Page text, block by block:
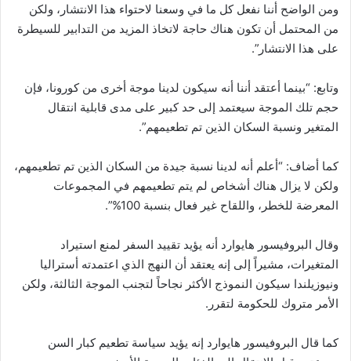
ومن الواضح أننا نفعل كل ما في وسعنا لاحتواء هذا الانتشار، ولكن
من المحتمل أن تكون هناك حاجة لاتخاذ المزيد من التدابير للسيطرة
على هذا الانتشار”.
وتابع: “بينما أعتقد أننا أنه سيكون لدينا موجة أخرى من كورونا، فإن
حجم تلك الموجة سيعتمد إلى حد كبير على مدى قابلية انتقال
المتغير ونسبة السكان الذين تم تطعيمهم”.
كما أضاف: “أعلم أنه لدينا نسبة جيدة من السكان الذين تم تطعيمهم،
ولكن لا يزال هناك أشخاص لم يتم تطعيمهم في المجموعات
المعرضة للخطر، واللقاح غير فعال بنسبة 100%”.
وقال البروفيسور هايوارد أنه يؤيد تقييد السفر لمنع استيراد
المتغيرات، مشيراً إلى إنه يعتقد أن النهج الذي اعتمدته أستراليا
ونيوزيلندا سيكون النموذج الأكثر نجاحاً لتجنب الموجة الثالثة، ولكن
الأمر متروك للحكومة لتقرر.
كما قال البروفيسور هايوارد إنه يؤيد سياسة تطعيم كبار السن